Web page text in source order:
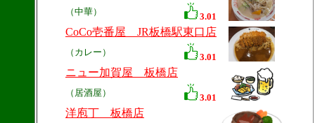
（中華） 3.01
CoCo壱番屋 JR板橋駅東口店
（カレー） 3.01
ニュー加賀屋 板橋店
（居酒屋） 3.01
洋庖丁 板橋店